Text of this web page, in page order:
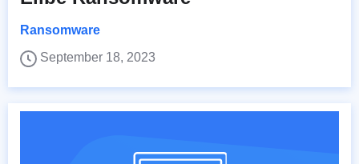
Ransomware
September 18, 2023